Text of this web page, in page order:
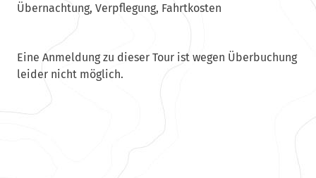
Übernachtung, Verpflegung, Fahrtkosten
Eine Anmeldung zu dieser Tour ist wegen Überbuchung
leider nicht möglich.